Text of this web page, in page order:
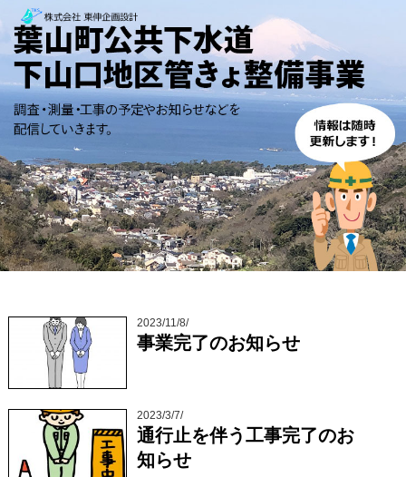
2023/11/8/
事業完了のお知らせ
2023/3/7/
通行止を伴う工事完了のお
知らせ